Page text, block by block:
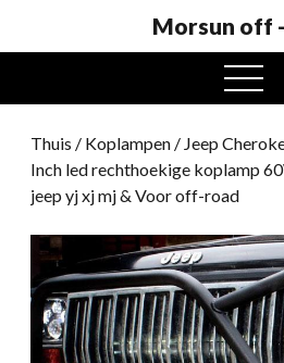
Morsun off
Open
het
Thuis / Koplampen / Jeep
Inch led rechthoekige koplamp
jeep yj xj mj & Voor off-road